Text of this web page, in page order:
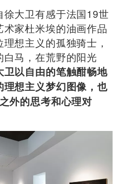
大卫有感于法国19世
家杜米埃的油画作品
理想主义的孤独骑士，
马，在荒野的阳光
卫以自由的笔触酣畅地
想主义梦幻图像，也
外的思考和心理对